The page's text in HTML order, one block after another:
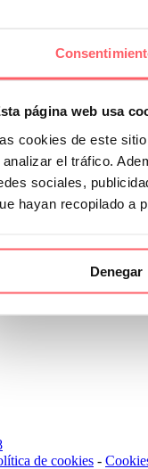
página web usa
cookies de este
analizar el tráfico.
sociales,
hayan recopilado a
Denegar
cada ventana
de cookies -